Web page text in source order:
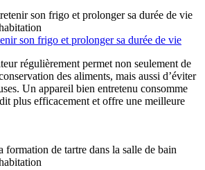
son frigo et prolonger sa durée de vie
régulièrement permet non seulement de
des aliments, mais aussi d’éviter
Un appareil bien entretenu consomme
plus efficacement et offre une meilleure